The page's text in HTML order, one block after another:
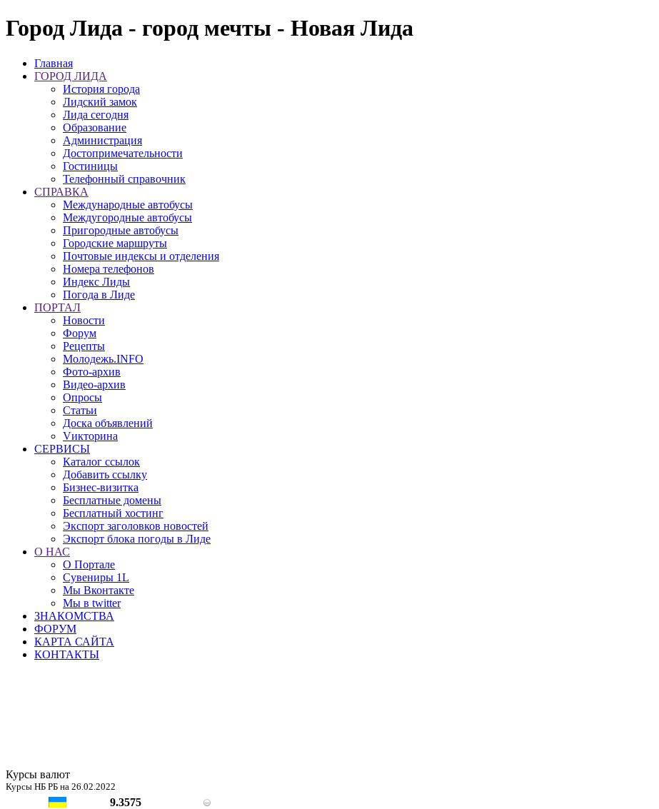
Город Лида - город мечты - Новая Лида
Главная
ГОРОД ЛИДА
История города
Лидский замок
Лида сегодня
Образование
Администрация
Достопримечательности
Гостиницы
Телефонный справочник
СПРАВКА
Международные автобусы
Междугородные автобусы
Пригородные автобусы
Городские маршруты
Почтовые индексы и отделения
Номера телефонов
Индекс Лиды
Погода в Лиде
ПОРТАЛ
Новости
Форум
Рецепты
Молодежь.INFO
Фото-архив
Видео-архив
Опросы
Статьи
Доска объявлений
Vикторина
СЕРВИСЫ
Каталог ссылок
Добавить ссылку
Бизнес-визитка
Бесплатные домены
Бесплатный хостинг
Экспорт заголовков новостей
Экспорт блока погоды в Лиде
О НАС
О Портале
Сувениры 1L
Мы Вконтакте
Мы в twitter
ЗНАКОМСТВА
ФОРУМ
КАРТА САЙТА
КОНТАКТЫ
Курсы валют
Курсы НБ РБ на 26.02.2022
9.3575